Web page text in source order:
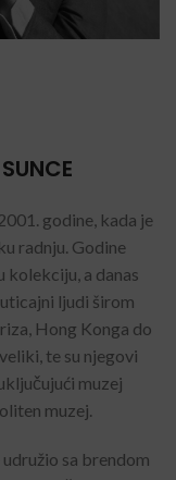
godine, kada je
radnju. Godine
kolekciju, a danas
ljudi širom
Hong Konga do
te su njegovi
muzej
muzej.
sa brendom